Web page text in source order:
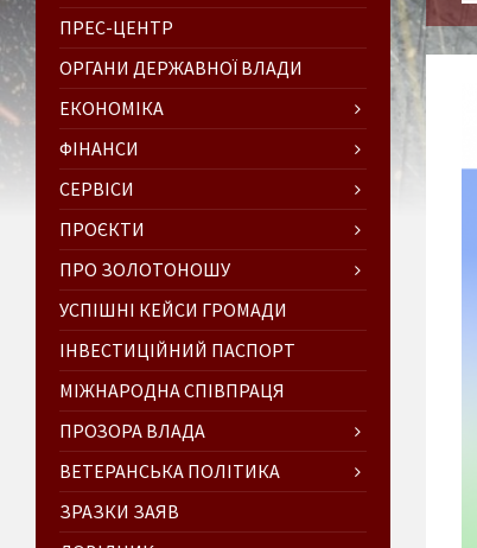
ПРЕС-ЦЕНТР
ОРГАНИ ДЕРЖАВНОЇ ВЛАДИ
ЕКОНОМІКА
ФІНАНСИ
СЕРВІСИ
ПРОЄКТИ
ПРО ЗОЛОТОНОШУ
УСПІШНІ КЕЙСИ ГРОМАДИ
ІНВЕСТИЦІЙНИЙ ПАСПОРТ
МІЖНАРОДНА СПІВПРАЦЯ
ПРОЗОРА ВЛАДА
ВЕТЕРАНСЬКА ПОЛІТИКА
ЗРАЗКИ ЗАЯВ